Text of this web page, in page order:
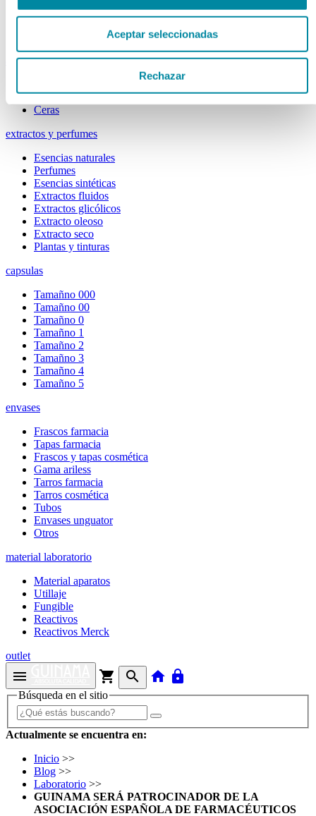
Aceptar seleccionadas
Rechazar
Jarabes
aceites y ceras
Otras grasas
Ceras
extractos y perfumes
Esencias naturales
Perfumes
Esencias sintéticas
Extractos fluidos
Extractos glicólicos
Extracto oleoso
Extracto seco
Plantas y tinturas
capsulas
Tamañno 000
Tamañno 00
Tamañno 0
Tamañno 1
Tamañno 2
Tamañno 3
Tamañno 4
Tamañno 5
envases
Frascos farmacia
Tapas farmacia
Frascos y tapas cosmética
Gama ariless
Tarros farmacia
Tarros cosmética
Tubos
Envases unguator
Otros
material laboratorio
Material aparatos
Utillaje
Fungible
Reactivos
Reactivos Merck
outlet
menu shopping_cart search home lock
Búsqueda en el sitio
Actualmente se encuentra en:
Inicio >>
Blog >>
Laboratorio >>
GUINAMA SERÁ PATROCINADOR DE LA
ASOCIACIÓN ESPAÑOLA DE FARMACÉUTICOS